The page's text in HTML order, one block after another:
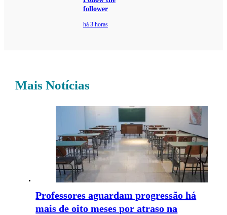
follower
há 3 horas
Mais Notícias
Professores aguardam progressão há
mais de oito meses por atraso na